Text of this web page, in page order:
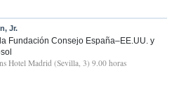
Jr.
Fundación Consejo España–EE.UU. y
Hotel Madrid (Sevilla, 3) 9.00 horas